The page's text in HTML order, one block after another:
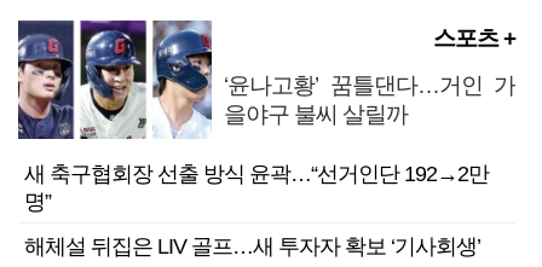
스포츠 +
‘윤나고황’ 꿈틀댄다…거인 가
을야구 불씨 살릴까
새 축구협회장 선출 방식 윤곽…“선거인단 192→2만
명”
해체설 뒤집은 LIV 골프…새 투자자 확보 ‘기사회생’